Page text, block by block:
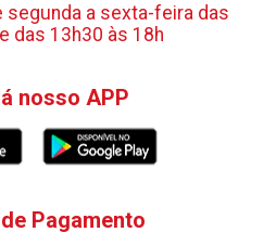
segunda a sexta-feira das
das 13h30 às 18h
nosso APP
Pagamento